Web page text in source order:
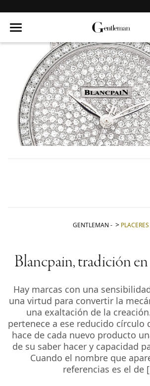
GENTLEMAN - PLACERES
Blancpain, tradición
Hay marcas con una
una virtud para convertir la
una exaltación de la
pertenece a ese reducido círculo
hace de cada nuevo producto
de su saber hacer y capacidad
Cuando el nombre que
referencias es el de